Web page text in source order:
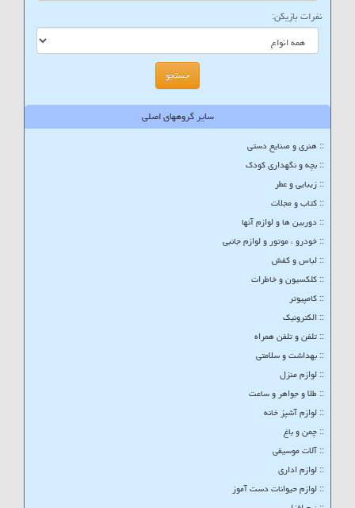
نفرات بازیکن:
سایر گروههای اصلی
:: هنری و صنایع دستی
:: بچه و نگهداری کودک
:: زیبایی و عطر
:: کتاب و مجلات
:: دوربین ها و لوازم آنها
:: خودرو ، موتور و لوازم جانبی
:: لباس و کفش
:: کلکسیون و خاطرات
:: کامپیوتر
:: الکترونیک
:: تلفن و تلفن همراه
:: بهداشت و سلامتی
:: لوازم منزل
:: طلا و جواهر و ساعت
:: لوازم آشپز خانه
:: چمن و باغ
:: آلات موسیقی
:: لوازم اداری
:: لوازم حیوانات دست آموز